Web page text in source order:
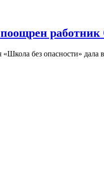
поощрен
без опасности»